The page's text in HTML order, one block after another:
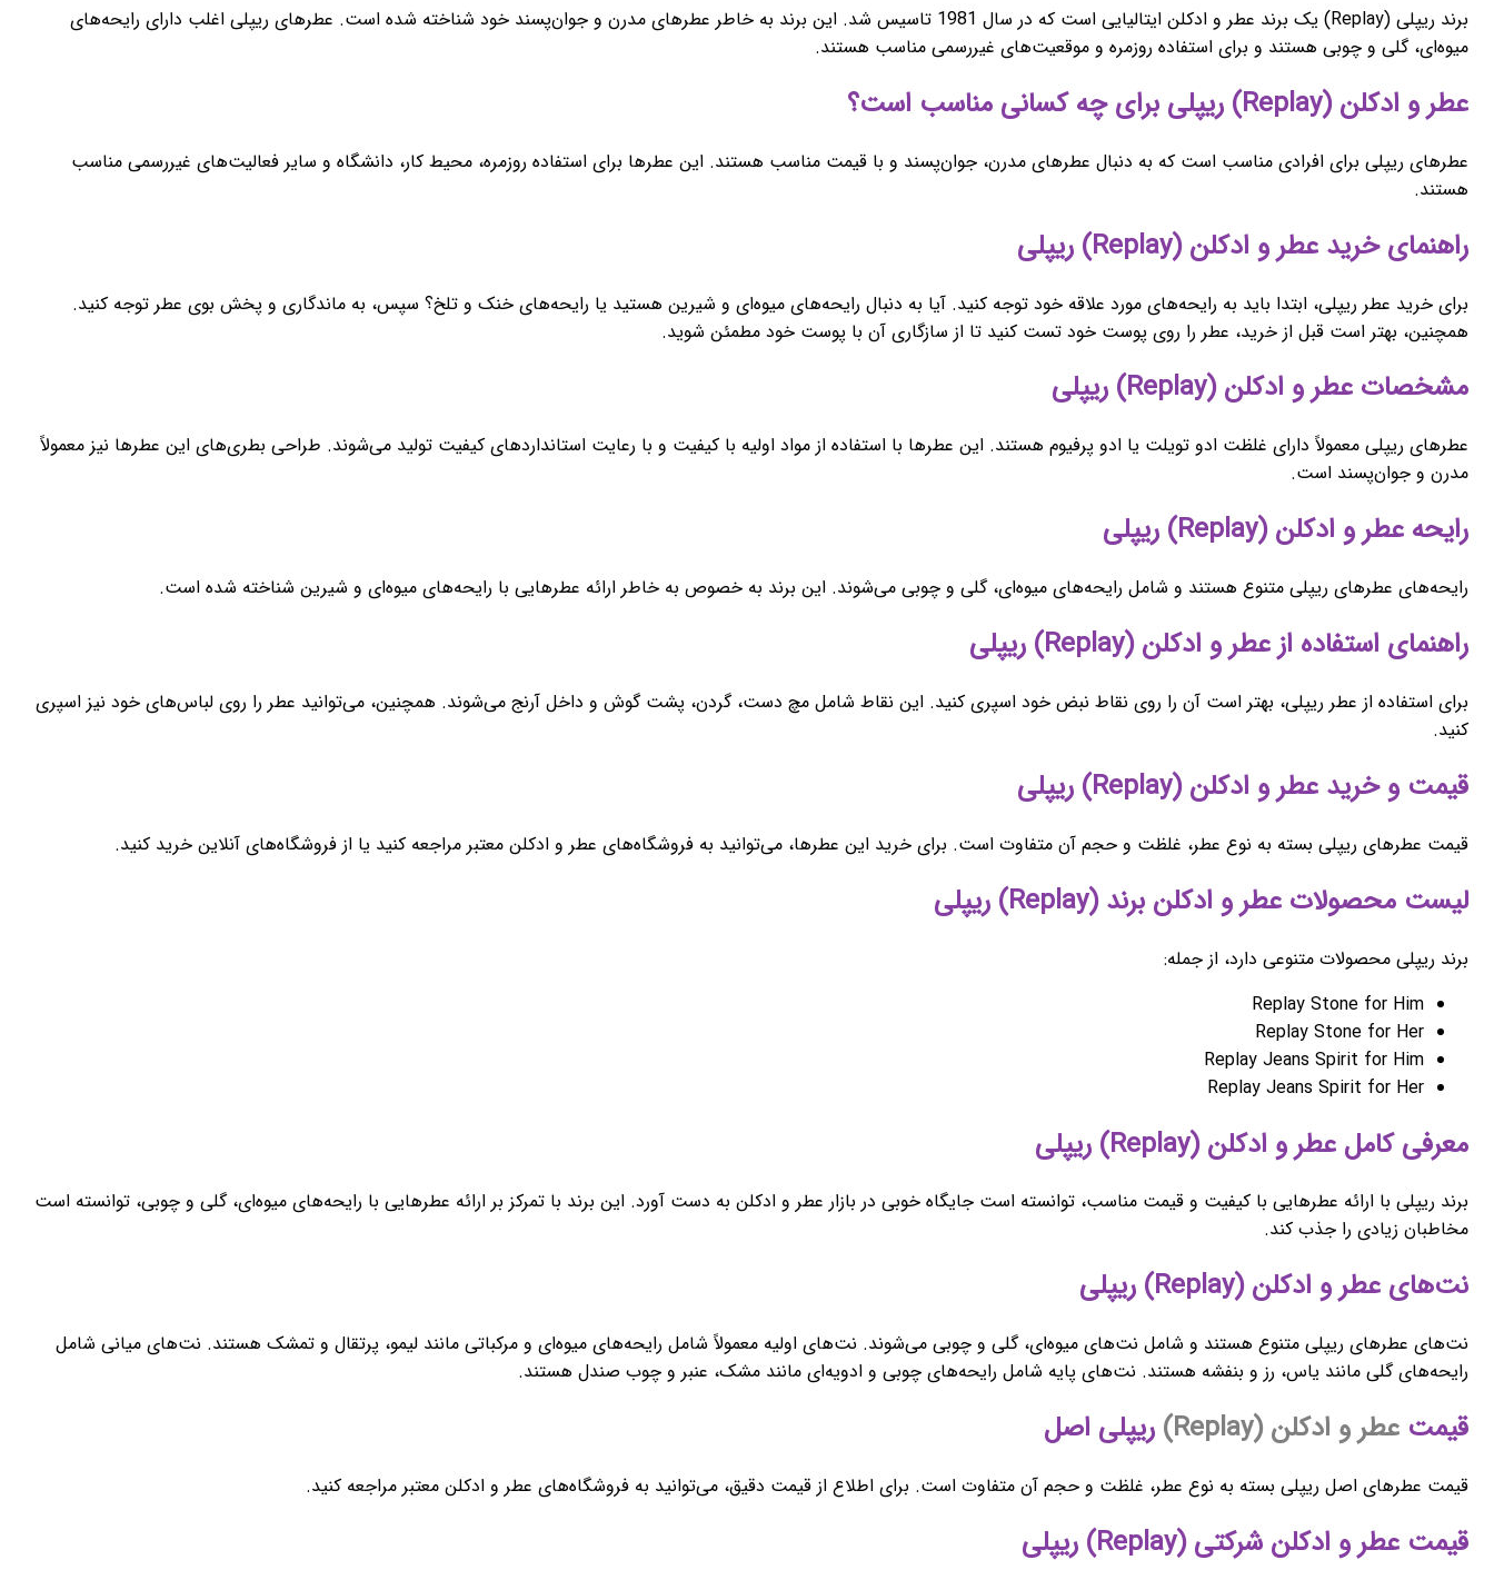
برند ریپلی (Replay) یک برند عطر و ادکلن ایتالیایی است که در سال 1981 تاسیس شد. این برند به خاطر عطرهای مدرن و جوان‌پسند خود شناخته شده است. عطرهای ریپلی اغلب دارای رایحه‌های
میوه‌ای، گلی و چوبی هستند و برای استفاده روزمره و موقعیت‌های غیررسمی مناسب هستند.
عطر و ادکلن (Replay) ریپلی برای چه کسانی مناسب است؟
عطرهای ریپلی برای افرادی مناسب است که به دنبال عطرهای مدرن، جوان‌پسند و با قیمت مناسب هستند. این عطرها برای استفاده روزمره، محیط کار، دانشگاه و سایر فعالیت‌های غیررسمی مناسب
هستند.
راهنمای خرید عطر و ادکلن (Replay) ریپلی
برای خرید عطر ریپلی، ابتدا باید به رایحه‌های مورد علاقه خود توجه کنید. آیا به دنبال رایحه‌های میوه‌ای و شیرین هستید یا رایحه‌های خنک و تلخ؟ سپس، به ماندگاری و پخش بوی عطر توجه کنید.
همچنین، بهتر است قبل از خرید، عطر را روی پوست خود تست کنید تا از سازگاری آن با پوست خود مطمئن شوید.
مشخصات عطر و ادکلن (Replay) ریپلی
عطرهای ریپلی معمولاً دارای غلظت ادو تویلت یا ادو پرفیوم هستند. این عطرها با استفاده از مواد اولیه با کیفیت و با رعایت استانداردهای کیفیت تولید می‌شوند. طراحی بطری‌های این عطرها نیز معمولاً
مدرن و جوان‌پسند است.
رایحه عطر و ادکلن (Replay) ریپلی
رایحه‌های عطرهای ریپلی متنوع هستند و شامل رایحه‌های میوه‌ای، گلی و چوبی می‌شوند. این برند به خصوص به خاطر ارائه عطرهایی با رایحه‌های میوه‌ای و شیرین شناخته شده است.
راهنمای استفاده از عطر و ادکلن (Replay) ریپلی
برای استفاده از عطر ریپلی، بهتر است آن را روی نقاط نبض خود اسپری کنید. این نقاط شامل مچ دست، گردن، پشت گوش و داخل آرنج می‌شوند. همچنین، می‌توانید عطر را روی لباس‌های خود نیز اسپری
کنید.
قیمت و خرید عطر و ادکلن (Replay) ریپلی
قیمت عطرهای ریپلی بسته به نوع عطر، غلظت و حجم آن متفاوت است. برای خرید این عطرها، می‌توانید به فروشگاه‌های عطر و ادکلن معتبر مراجعه کنید یا از فروشگاه‌های آنلاین خرید کنید.
لیست محصولات عطر و ادکلن برند (Replay) ریپلی
برند ریپلی محصولات متنوعی دارد، از جمله:
Replay Stone for Him
Replay Stone for Her
Replay Jeans Spirit for Him
Replay Jeans Spirit for Her
معرفی کامل عطر و ادکلن (Replay) ریپلی
برند ریپلی با ارائه عطرهایی با کیفیت و قیمت مناسب، توانسته است جایگاه خوبی در بازار عطر و ادکلن به دست آورد. این برند با تمرکز بر ارائه عطرهایی با رایحه‌های میوه‌ای، گلی و چوبی، توانسته است
مخاطبان زیادی را جذب کند.
نت‌های عطر و ادکلن (Replay) ریپلی
نت‌های عطرهای ریپلی متنوع هستند و شامل نت‌های میوه‌ای، گلی و چوبی می‌شوند. نت‌های اولیه معمولاً شامل رایحه‌های میوه‌ای و مرکباتی مانند لیمو، پرتقال و تمشک هستند. نت‌های میانی شامل
رایحه‌های گلی مانند یاس، رز و بنفشه هستند. نت‌های پایه شامل رایحه‌های چوبی و ادویه‌ای مانند مشک، عنبر و چوب صندل هستند.
قیمت عطر و ادکلن (Replay) ریپلی اصل
قیمت عطرهای اصل ریپلی بسته به نوع عطر، غلظت و حجم آن متفاوت است. برای اطلاع از قیمت دقیق، می‌توانید به فروشگاه‌های عطر و ادکلن معتبر مراجعه کنید.
قیمت عطر و ادکلن شرکتی (Replay) ریپلی